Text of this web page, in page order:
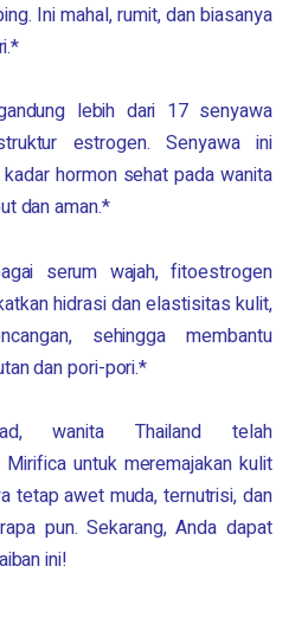
Ini mahal, rumit, dan biasanya
lebih dari 17 senyawa
estrogen. Senyawa ini
hormon sehat pada wanita
dan aman.*
serum wajah, fitoestrogen
hidrasi dan elastisitas kulit,
sehingga membantu
dan pori-pori.*
wanita Thailand telah
Mirificauntuk meremajakan kulit
tetap awet muda, ternutrisi, dan
pun. Sekarang, Anda dapat
ini!